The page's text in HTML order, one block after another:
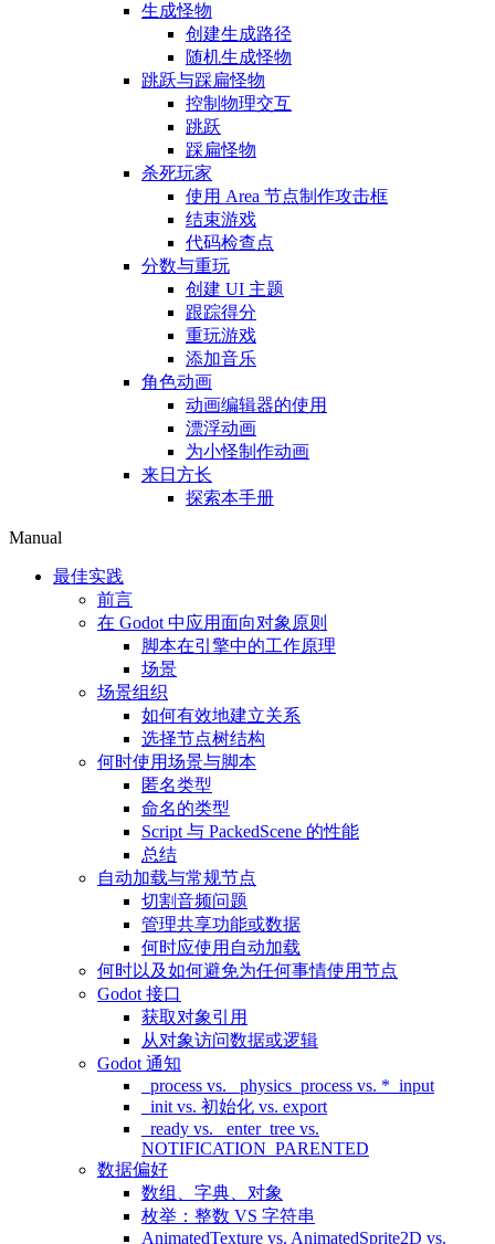
生成怪物
创建生成路径
随机生成怪物
跳跃与踩扁怪物
控制物理交互
跳跃
踩扁怪物
杀死玩家
使用 Area 节点制作攻击框
结束游戏
代码检查点
分数与重玩
创建 UI 主题
跟踪得分
重玩游戏
添加音乐
角色动画
动画编辑器的使用
漂浮动画
为小怪制作动画
来日方长
探索本手册
Manual
最佳实践
前言
在 Godot 中应用面向对象原则
脚本在引擎中的工作原理
场景
场景组织
如何有效地建立关系
选择节点树结构
何时使用场景与脚本
匿名类型
命名的类型
Script 与 PackedScene 的性能
总结
自动加载与常规节点
切割音频问题
管理共享功能或数据
何时应使用自动加载
何时以及如何避免为任何事情使用节点
Godot 接口
获取对象引用
从对象访问数据或逻辑
Godot 通知
_process vs. _physics_process vs. *_input
_init vs. 初始化 vs. export
_ready vs. _enter_tree vs.
NOTIFICATION_PARENTED
数据偏好
数组、字典、对象
枚举：整数 VS 字符串
AnimatedTexture vs. AnimatedSprite2D vs.